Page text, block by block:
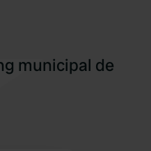
municipal de